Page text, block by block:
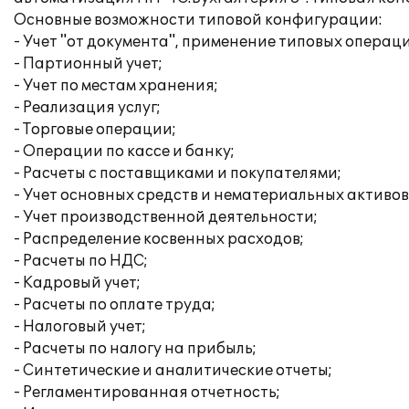
Основные возможности типовой конфигурации:
- Учет "от документа", применение типовых
- Партионный учет;
- Учет по местам хранения;
- Реализация услуг;
- Торговые операции;
- Операции по кассе и банку;
- Расчеты с поставщиками и покупателями;
- Учет основных средств и нематериальных
- Учет производственной деятельности;
- Распределение косвенных расходов;
- Расчеты по НДС;
- Кадровый учет;
- Расчеты по оплате труда;
- Налоговый учет;
- Расчеты по налогу на прибыль;
- Синтетические и аналитические отчеты;
- Регламентированная отчетность;